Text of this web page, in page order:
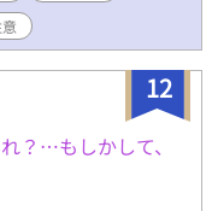
。 一応完結設定にな
を書こうかなと思っ
12
？…もしかして、